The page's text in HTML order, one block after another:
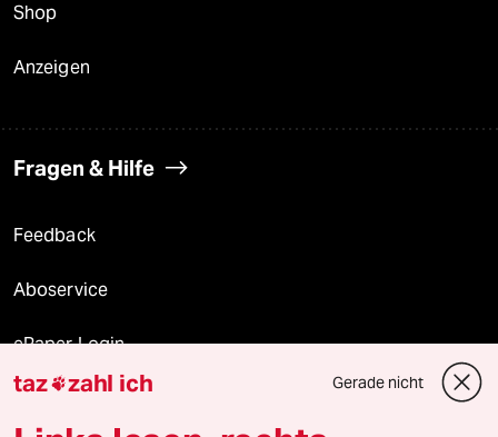
Shop
Anzeigen
Fragen & Hilfe
Feedback
Aboservice
ePaper Login
Downloads für Abonnierende
taz zahl ich Gerade nicht